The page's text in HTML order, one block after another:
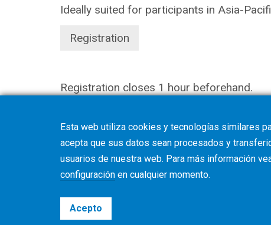
Ideally suited for participants in Asia-
Registration
Registration closes 1 hour beforehand.
©2026 Gleason Corporation
Esta web utiliza cookies y tecnologías similares
acepta que sus datos sean procesados y
usuarios de nuestra web. Para más información
configuración en cualquier momento.
Acepto